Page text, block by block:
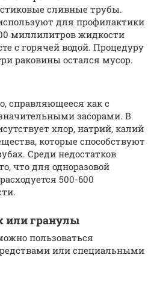
сливные трубы.
для профилактики
миллилитров жидкости
с горячей водой. Процедуру
раковины остался мусор.
справляющееся как с
засорами. В
хлор, натрий, калий
которые способствуют
Среди недостатков
что для одноразовой
500-600
или гранулы
пользоваться
или специальными